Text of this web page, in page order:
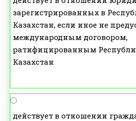
зарегистрированных в
Казахстан, если иное не
международным договором,
ратифицированным
Казахстан
действует в отношении